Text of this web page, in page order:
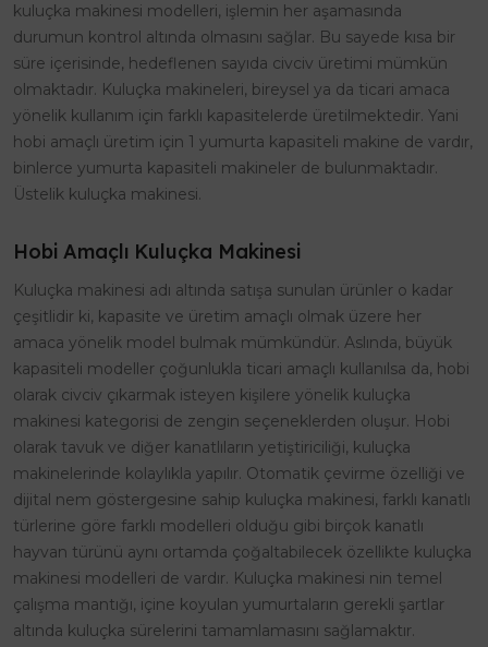
kuluçka makinesi modelleri, işlemin her aşamasında
durumun kontrol altında olmasını sağlar. Bu sayede kısa bir
süre içerisinde, hedeflenen sayıda civciv üretimi mümkün
olmaktadır. Kuluçka makineleri, bireysel ya da ticari amaca
yönelik kullanım için farklı kapasitelerde üretilmektedir. Yani
hobi amaçlı üretim için 1 yumurta kapasiteli makine de vardır,
binlerce yumurta kapasiteli makineler de bulunmaktadır.
Üstelik kuluçka makinesi.
Hobi Amaçlı Kuluçka Makinesi
Kuluçka makinesi adı altında satışa sunulan ürünler o kadar
çeşitlidir ki, kapasite ve üretim amaçlı olmak üzere her
amaca yönelik model bulmak mümkündür. Aslında, büyük
kapasiteli modeller çoğunlukla ticari amaçlı kullanılsa da, hobi
olarak civciv çıkarmak isteyen kişilere yönelik kuluçka
makinesi kategorisi de zengin seçeneklerden oluşur. Hobi
olarak tavuk ve diğer kanatlıların yetiştiriciliği, kuluçka
makinelerinde kolaylıkla yapılır. Otomatik çevirme özelliği ve
dijital nem göstergesine sahip kuluçka makinesi, farklı kanatlı
türlerine göre farklı modelleri olduğu gibi birçok kanatlı
hayvan türünü aynı ortamda çoğaltabilecek özellikte kuluçka
makinesi modelleri de vardır. Kuluçka makinesi nin temel
çalışma mantığı, içine koyulan yumurtaların gerekli şartlar
altında kuluçka sürelerini tamamlamasını sağlamaktır.